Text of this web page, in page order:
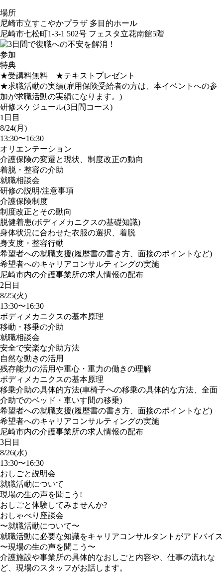
場所
尼崎市立すこやかプラザ 多目的ホール
尼崎市七松町1-3-1 502号 フェスタ立花南館5階
参加
特典
★受講料無料 ★テキストプレゼント
★求職活動の実績(雇用保険受給者の方は、本イベントへの参
加が求職活動の実績になります。)
研修スケジュール(3日間コース)
1日目
8/24(月)
13:30〜16:30
オリエンテーション
介護保険の変遷と現状、制度改正の動向
着脱・整容の介助
就職相談会
研修の説明/注意事項
介護保険制度
制度改正とその動向
脱健着患(ボディメカニクスの基礎知識)
身体状況に合わせた衣服の選択、着脱
身支度・整容行動
希望者への就職支援(履歴書の書き方、面接のポイントなど)
希望者へのキャリアコンサルティングの実施
尼崎市内の介護事業所の求人情報の配布
2日目
8/25(火)
13:30〜16:30
ボディメカニクスの基本原理
移動・移乗の介助
就職相談会
安全で安楽な介助方法
自然な動きの活用
残存能力の活用や重心・重力の働きの理解
ボディメカニクスの基本原理
移乗介助の具体的方法(車椅子への移乗の具体的な方法、全面
介助でのベッド・車いす間の移乗)
希望者への就職支援(履歴書の書き方、面接のポイントなど)
希望者へのキャリアコンサルティングの実施
尼崎市内の介護事業所の求人情報の配布
3日目
8/26(水)
13:30〜16:30
おしごと説明会
就職活動について
現場の生の声を聞こう!
おしごと体験してみませんか?
おしゃべり座談会
〜就職活動について〜
就職活動に必要な知識をキャリアコンサルタントがアドバイス
〜現場の生の声を聞こう〜
介護施設や事業所の具体的なおしごと内容や、仕事の流れな
ど、現場のスタッフがお話します。